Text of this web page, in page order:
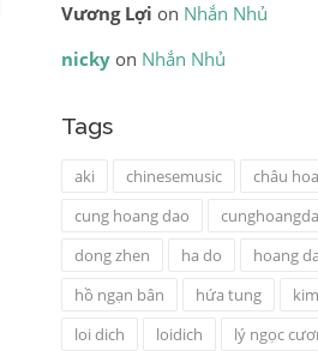
Vương Lợi on Nhắn Nhủ
nickyon Nhắn Nhủ
Tags
aki chinesemusic châu
cung hoang dao
dong zhen
ha do hoang
hồ ngạn bân
hứa tung
loi dich
loidich
lý ngọc